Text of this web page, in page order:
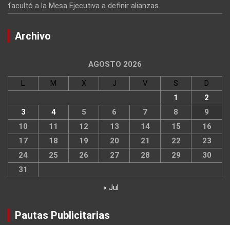
facultó a la Mesa Ejecutiva a definir alianzas
Archivo
AGOSTO 2026
L M X J V S
D
1
2
3
4 5 6 7 8
9
10
11 12 13 14 15
16
17
18 19 20 21 22
23
24
25 26 27 28 29
30
31
« Jul
Pautas Publicitarias